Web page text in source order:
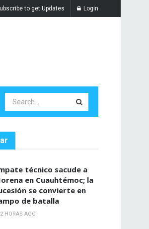
to get Updates Login
técnico sacude a
en Cuauhtémoc; la
se convierte en
de batalla
2 HORAS AGO